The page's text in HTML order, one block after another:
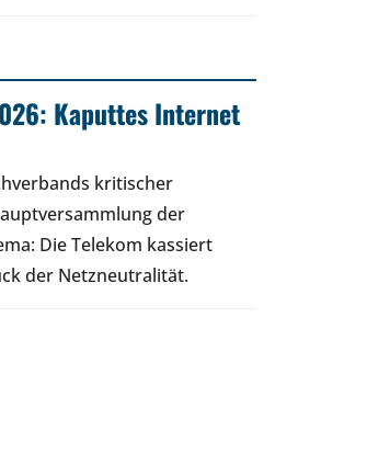
Kaputtes Internet
kritischer
der
Die Telekom kassiert
der Netzneutralität.